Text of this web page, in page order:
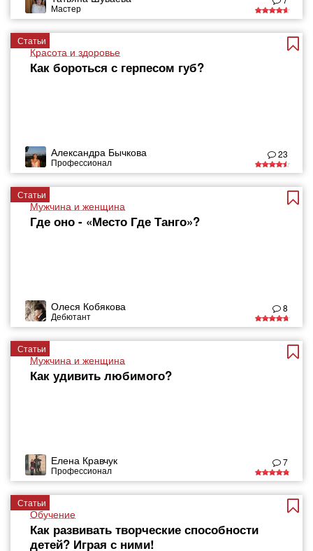
Мастер
Статьи
Красота и здоровье
Как бороться с герпесом губ?
Александра Бычкова
Профессионал
23
Статьи
Мужчина и женщина
Где оно - «Место Где Танго»?
Олеся Кобякова
Дебютант
8
Статьи
Мужчина и женщина
Как удивить любимого?
Елена Кравчук
Профессионал
7
Статьи
Обучение
Как развивать творческие способности
детей? Играя с ними!